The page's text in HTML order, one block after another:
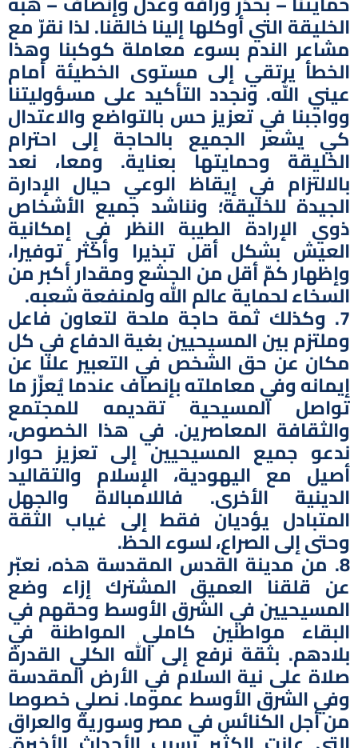
الخليقة التي أوكلها إلينا خالقنا. لذا نقرّ مع
مشاعر الندم بسوء معاملة كوكبنا وهذا
الخطأ يرتقي إلى مستوى الخطيئة أمام
عيني الله. ونجدد التأكيد على مسؤوليتنا
وواجبنا في تعزيز حس بالتواضع والاعتدال
كي يشعر الجميع بالحاجة إلى احترام
الخليقة وحمايتها بعناية. ومعا، نعد
بالالتزام في إيقاظ الوعي حيال الإدارة
الجيدة للخليقة؛ ونناشد جميع الأشخاص
ذوي الإرادة الطيبة النظر في إمكانية
العيش بشكل أقل تبذيرا وأكثر توفيرا،
وإظهار كمّ أقل من الجشع ومقدار أكبر من
السخاء لحماية عالم الله ولمنفعة شعبه.
7. وكذلك ثمة حاجة ملحة لتعاون فاعل
وملتزم بين المسيحيين بغية الدفاع في كل
مكان عن حق الشخص في التعبير علنا عن
إيمانه وفي معاملته بإنصاف عندما يُعزّز ما
تواصل المسيحية تقديمه للمجتمع
والثقافة المعاصرين. في هذا الخصوص،
ندعو جميع المسيحيين إلى تعزيز حوار
أصيل مع اليهودية، الإسلام والتقاليد
الدينية الأخرى. فاللامبالاة والجهل
المتبادل يؤديان فقط إلى غياب الثقة
وحتى إلى الصراع، لسوء الحظ.
8. من مدينة القدس المقدسة هذه، نعبّر
عن قلقنا العميق المشترك إزاء وضع
المسيحيين في الشرق الأوسط وحقهم في
البقاء مواطنين كاملي المواطنة في
بلادهم. بثقة نرفع إلى الله الكلي القدرة
صلاة على نية السلام في الأرض المقدسة
وفي الشرق الأوسط عموما. نصلي خصوصا
من أجل الكنائس في مصر وسورية والعراق